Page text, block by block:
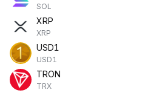
SOL
XRP
XRP
USD1
USD1
TRON
TRX